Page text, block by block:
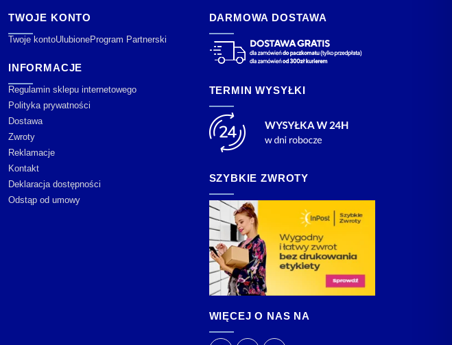
TWOJE KONTO
Twoje kontoUlubioneProgram Partnerski
INFORMACJE
Regulamin sklepu internetowego
Polityka prywatności
Dostawa
Zwroty
Reklamacje
Kontakt
Deklaracja dostępności
Odstąp od umowy
DARMOWA DOSTAWA
TERMIN WYSYŁKI
SZYBKIE ZWROTY
WIĘCEJ O NAS NA